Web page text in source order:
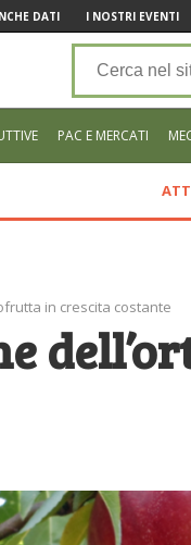
DATI I NOSTRI EVENTI
PAC E MERCATI
in crescita costante